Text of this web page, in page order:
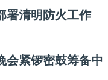
署清明防火工作
会紧锣密鼓筹备中